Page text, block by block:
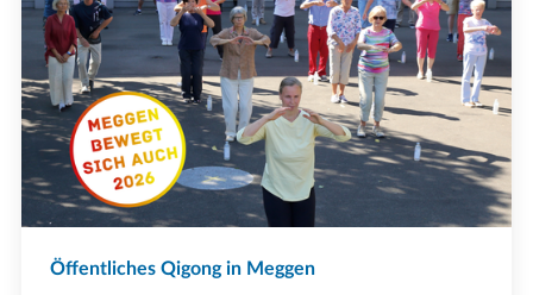
Öffentliches Qigong in Meggen